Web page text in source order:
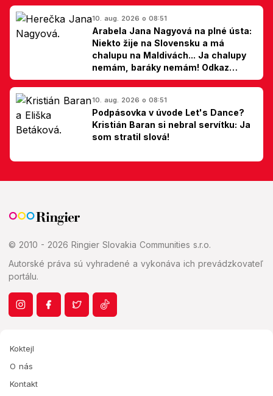
10. aug. 2026 o 08:51
Arabela Jana Nagyová na plné ústa:
Niekto žije na Slovensku a má
chalupu na Maldivách... Ja chalupy
nemám, baráky nemám! Odkaz
Slovákom
10. aug. 2026 o 08:51
Podpásovka v úvode Let's Dance?
Kristián Baran si nebral servítku: Ja
som stratil slová!
© 2010 - 2026 Ringier Slovakia Communities s.r.o.
Autorské práva sú vyhradené a vykonáva ich prevádzkovateľ
portálu.
Koktejl
O nás
Kontakt